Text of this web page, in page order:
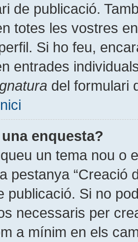
de publicació.
totes les vostres
Si ho feu,
entrades
del formulari
enquesta?
un tema nou o
pestanya “Creació
publicació. Si no
necessaris per
a mínim en els